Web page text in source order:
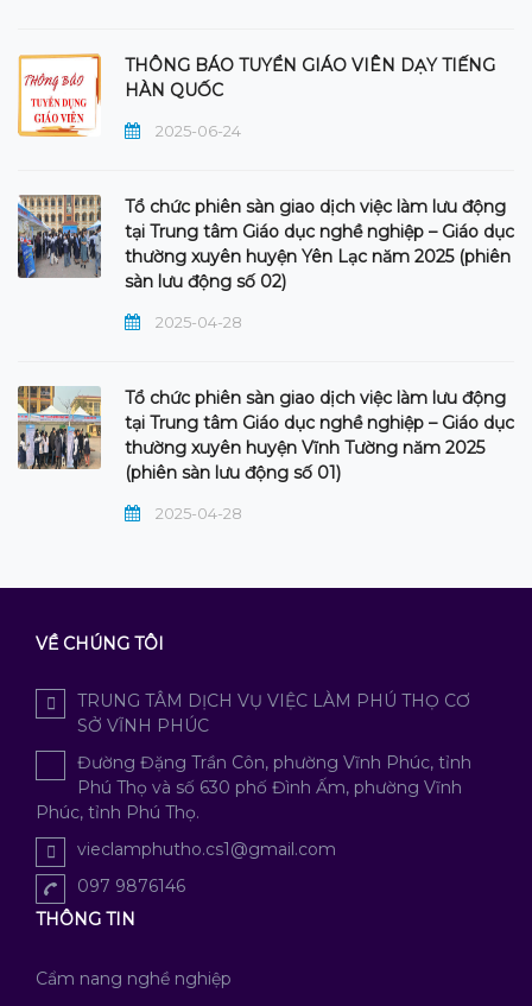
THÔNG BÁO TUYỂN GIÁO VIÊN DẠY TIẾNG
HÀN QUỐC
2025-06-24
Tổ chức phiên sàn giao dịch việc làm lưu động
tại Trung tâm Giáo dục nghề nghiệp – Giáo dục
thường xuyên huyện Yên Lạc năm 2025 (phiên
sàn lưu động số 02)
2025-04-28
Tổ chức phiên sàn giao dịch việc làm lưu động
tại Trung tâm Giáo dục nghề nghiệp – Giáo dục
thường xuyên huyện Vĩnh Tường năm 2025
(phiên sàn lưu động số 01)
2025-04-28
VỀ CHÚNG TÔI
TRUNG TÂM DỊCH VỤ VIỆC LÀM PHÚ THỌ CƠ
SỞ VĨNH PHÚC
Đường Đặng Trần Côn, phường Vĩnh Phúc, tỉnh
Phú Thọ và số 630 phố Đình Ấm, phường Vĩnh
Phúc, tỉnh Phú Thọ.
vieclamphutho.cs1@gmail.com
097 9876146
THÔNG TIN
Cẩm nang nghề nghiệp